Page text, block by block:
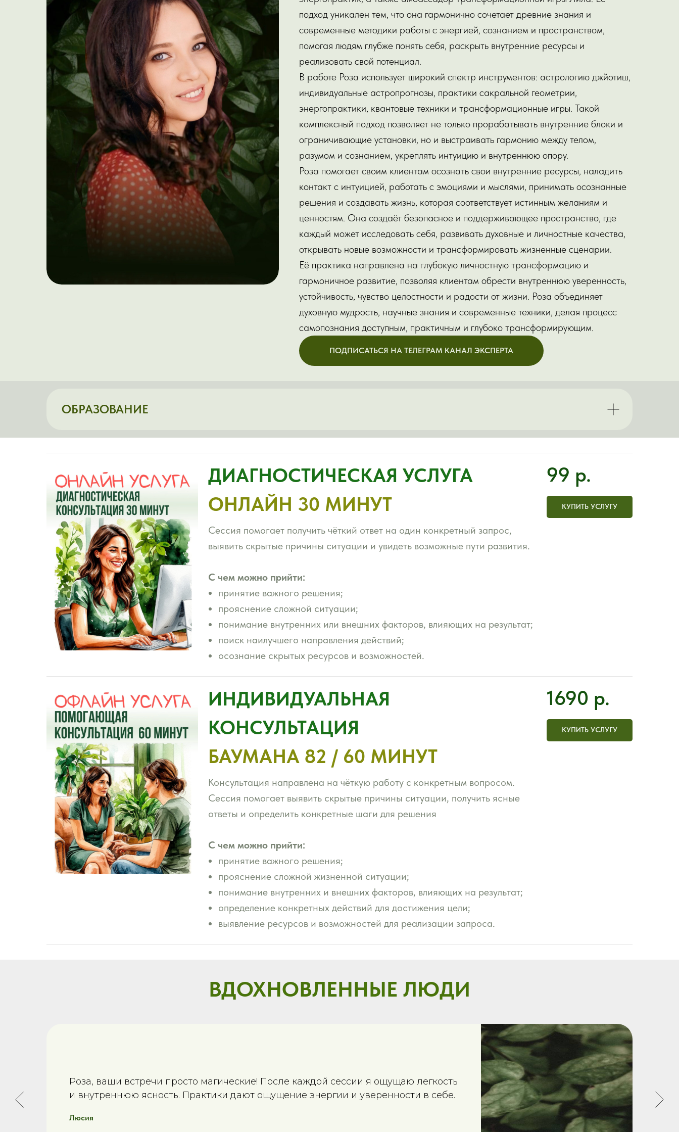
подход уникален тем, что она гармонично сочетает древние знания и
современные методики работы с энергией, сознанием и пространством,
помогая людям глубже понять себя, раскрыть внутренние ресурсы и
реализовать свой потенциал.
В работе Роза использует широкий спектр инструментов: астрологию джйотиш,
индивидуальные астропрогнозы, практики сакральной геометрии,
энергопрактики, квантовые техники и трансформационные игры. Такой
комплексный подход позволяет не только прорабатывать внутренние блоки и
ограничивающие установки, но и выстраивать гармонию между телом,
разумом и сознанием, укреплять интуицию и внутреннюю опору.
Роза помогает своим клиентам осознать свои внутренние ресурсы, наладить
контакт с интуицией, работать с эмоциями и мыслями, принимать осознанные
решения и создавать жизнь, которая соответствует истинным желаниям и
ценностям. Она создаёт безопасное и поддерживающее пространство, где
каждый может исследовать себя, развивать духовные и личностные качества,
открывать новые возможности и трансформировать жизненные сценарии.
Её практика направлена на глубокую личностную трансформацию и
гармоничное развитие, позволяя клиентам обрести внутреннюю уверенность,
устойчивость, чувство целостности и радости от жизни. Роза объединяет
духовную мудрость, научные знания и современные техники, делая процесс
самопознания доступным, практичным и глубоко трансформирующим.
ПОДПИСАТЬСЯ НА ТЕЛЕГРАМ КАНАЛ ЭКСПЕРТА
ОБРАЗОВАНИЕ
ДИАГНОСТИЧЕСКАЯ УСЛУГА
ОНЛАЙН 30 МИНУТ
Сессия помогает получить чёткий ответ на один конкретный запрос,
выявить скрытые причины ситуации и увидеть возможные пути развития.
С чем можно прийти:
принятие важного решения;
прояснение сложной ситуации;
понимание внутренних или внешних факторов, влияющих на результат;
поиск наилучшего направления действий;
осознание скрытых ресурсов и возможностей.
99 р.
КУПИТЬ УСЛУГУ
ИНДИВИДУАЛЬНАЯ
КОНСУЛЬТАЦИЯ
БАУМАНА 82 / 60 МИНУТ
Консультация направлена на чёткую работу с конкретным вопросом.
Сессия помогает выявить скрытые причины ситуации, получить ясные
ответы и определить конкретные шаги для решения
С чем можно прийти:
принятие важного решения;
прояснение сложной жизненной ситуации;
понимание внутренних и внешних факторов, влияющих на результат;
определение конкретных действий для достижения цели;
выявление ресурсов и возможностей для реализации запроса.
1690 р.
КУПИТЬ УСЛУГУ
ВДОХНОВЛЕННЫЕ ЛЮДИ
Роза, ваши встречи просто магические! После каждой сессии я ощущаю легкость
и внутреннюю ясность. Практики дают ощущение энергии и уверенности в себе.
Люсия